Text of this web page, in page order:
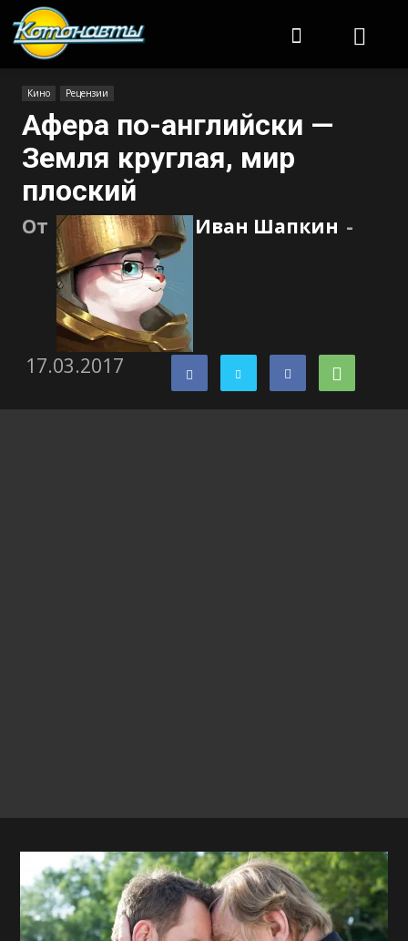
Кино Рецензии
Афера по-английски —
Земля круглая, мир
плоский
От Иван Шапкин -
17.03.2017